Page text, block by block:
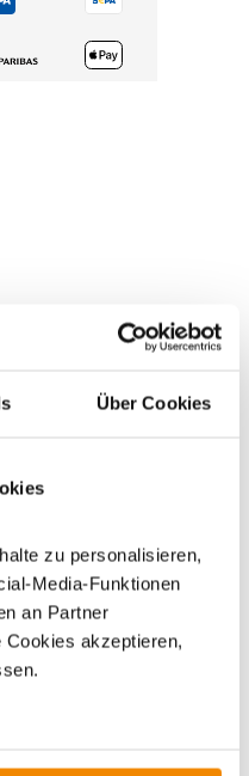
Über Cookies
zu personalisieren,
Media-Funktionen
an Partner
Cookies akzeptieren,